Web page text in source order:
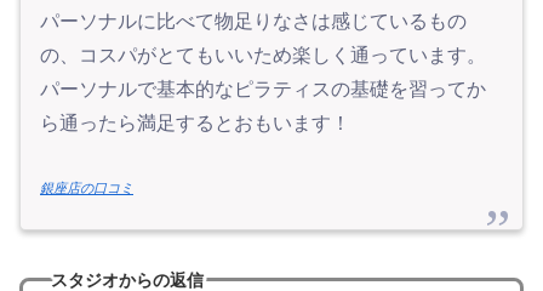
パーソナルに比べて物足りなさは感じているもの
の、コスパがとてもいいため楽しく通っています。
パーソナルで基本的なピラティスの基礎を習ってか
ら通ったら満足するとおもいます！
銀座店の口コミ
スタジオからの返信